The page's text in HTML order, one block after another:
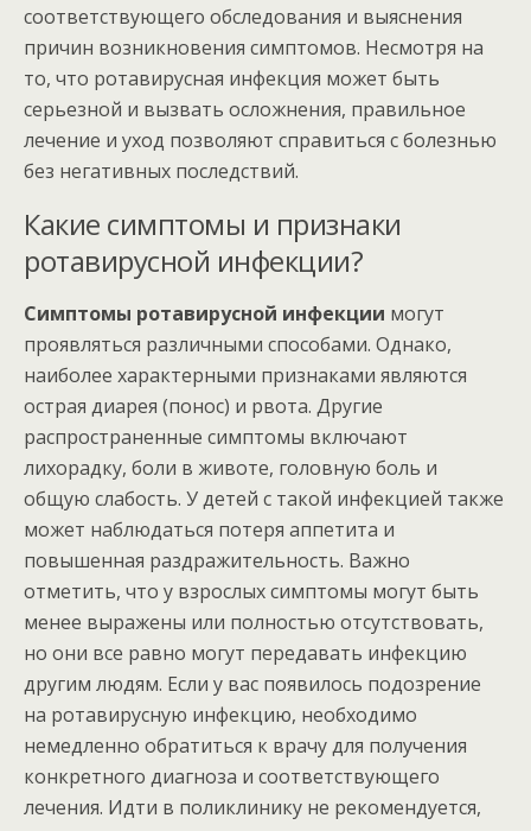
соответствующего обследования и выяснения
причин возникновения симптомов. Несмотря на
то, что ротавирусная инфекция может быть
серьезной и вызвать осложнения, правильное
лечение и уход позволяют справиться с болезнью
без негативных последствий.
Какие симптомы и признаки
ротавирусной инфекции?
Симптомы ротавирусной инфекции могут
проявляться различными способами. Однако,
наиболее характерными признаками являются
острая диарея (понос) и рвота. Другие
распространенные симптомы включают
лихорадку, боли в животе, головную боль и
общую слабость. У детей с такой инфекцией также
может наблюдаться потеря аппетита и
повышенная раздражительность. Важно
отметить, что у взрослых симптомы могут быть
менее выражены или полностью отсутствовать,
но они все равно могут передавать инфекцию
другим людям. Если у вас появилось подозрение
на ротавирусную инфекцию, необходимо
немедленно обратиться к врачу для получения
конкретного диагноза и соответствующего
лечения. Идти в поликлинику не рекомендуется,